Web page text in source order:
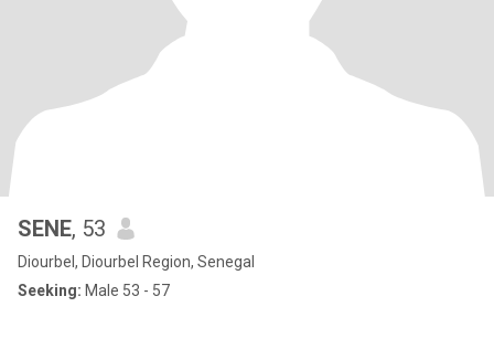
SENE, 53
Diourbel, Diourbel Region, Senegal
Seeking: Male 53 - 57